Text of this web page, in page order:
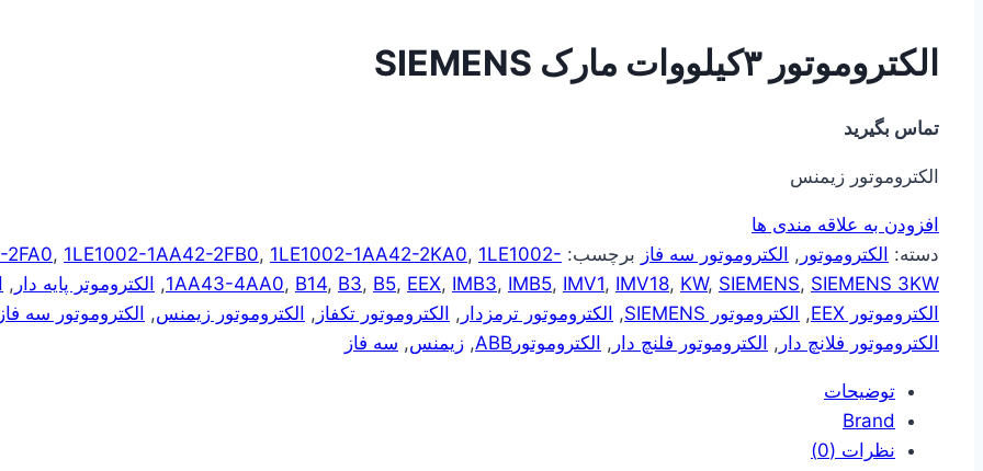
الکتروموتور ۳کیلووات مارک SIEMENS
تماس بگیرید
الکتروموتور زیمنس
افزودن به علاقه مندی ها
دسته: الکتروموتور , الکتروموتور سه فاز برچسب: 2FA0, 1LE1002-1AA42-2FB0, 1LE1002-1AA42-2KA0, 1LE1002-
1AA43-4AA0, B14, B3, B5, EEX, IMB3, IMB5, IMV1, IMV18, KW, SIEMENS, SIEMENS 3KW
, الکتروموتر پایه دار ,
الکتروموتور EEX
, الکتروموتور SIEMENS , الکتروموتور ترمزدار , الکتروموتور تکفاز , الکتروموتور زیمنس, الکتروموتور سه فاز
الکتروموتور فلانچ دار , الکتروموتور فلنچ دار , الکتروموتورABB , زیمنس, سه فاز
توضیحات
Brand
نظرات (0)